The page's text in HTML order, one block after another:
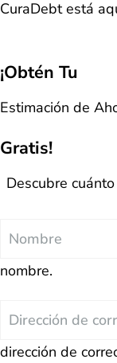
CuraDebt está
¡Obtén Tu
Estimación de
Gratis!
Descubre
Nombre
nombre.
Correo
dirección de